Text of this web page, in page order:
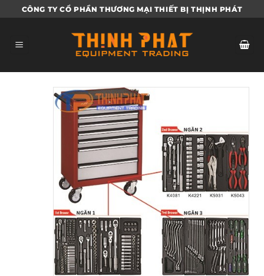
qua
dung
CÔNG TY CỔ PHẦN THƯƠNG MẠI THIẾT BỊ THỊNH PHÁT